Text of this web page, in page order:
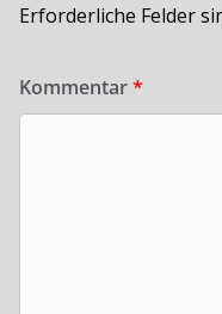
Erforderliche Felder
Kommentar*